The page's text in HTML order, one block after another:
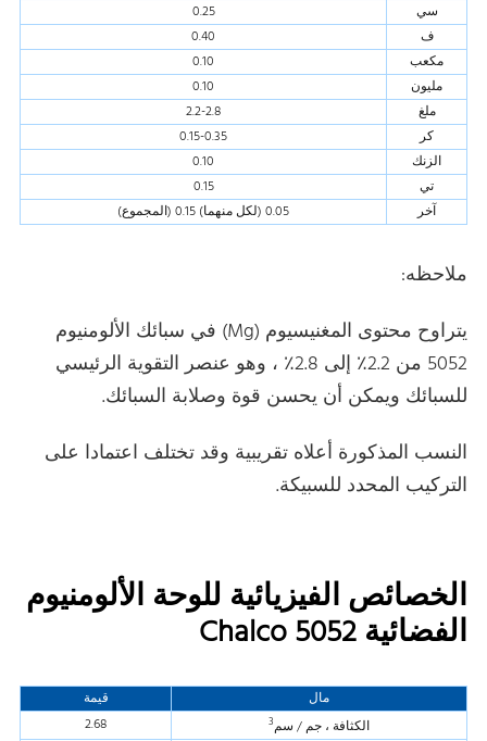
سي
0.25
ف
0.40
مكعب
0.10
مليون
0.10
ملغ
2.2-2.8
كر
0.15-0.35
الزنك
0.10
تي
0.15
آخر
0.05 (لكل منهما) 0.15 (المجموع)
ملاحظه:
يتراوح محتوى المغنيسيوم (Mg) في سبائك الألومنيوم
5052 من 2.2٪ إلى 2.8٪ ، وهو عنصر التقوية الرئيسي
للسبائك ويمكن أن يحسن قوة وصلابة السبائك.
النسب المذكورة أعلاه تقريبية وقد تختلف اعتمادا على
التركيب المحدد للسبيكة.
الخصائص الفيزيائية للوحة الألومنيوم
الفضائية Chalco 5052
مال
قيمة
الكثافة ، جم / سم3
2.68